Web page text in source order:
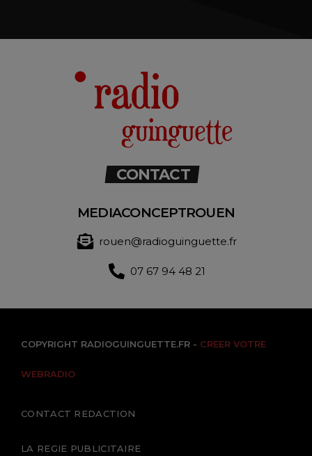
CONTACT
MEDIACONCEPTROUEN
rouen@radioguinguette.fr
07 67 94 48 21
COPYRIGHT RADIOGUINGUETTE.FR - CREER VOTRE
WEBRADIO
CONTACT REDACTION
LA REGIE PUBLICITAIRE